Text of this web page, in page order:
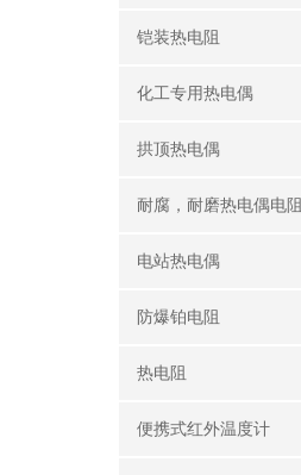
铠装热电阻
化工专用热电偶
拱顶热电偶
耐腐，耐磨热电偶电阻
电站热电偶
防爆铂电阻
热电阻
便携式红外温度计